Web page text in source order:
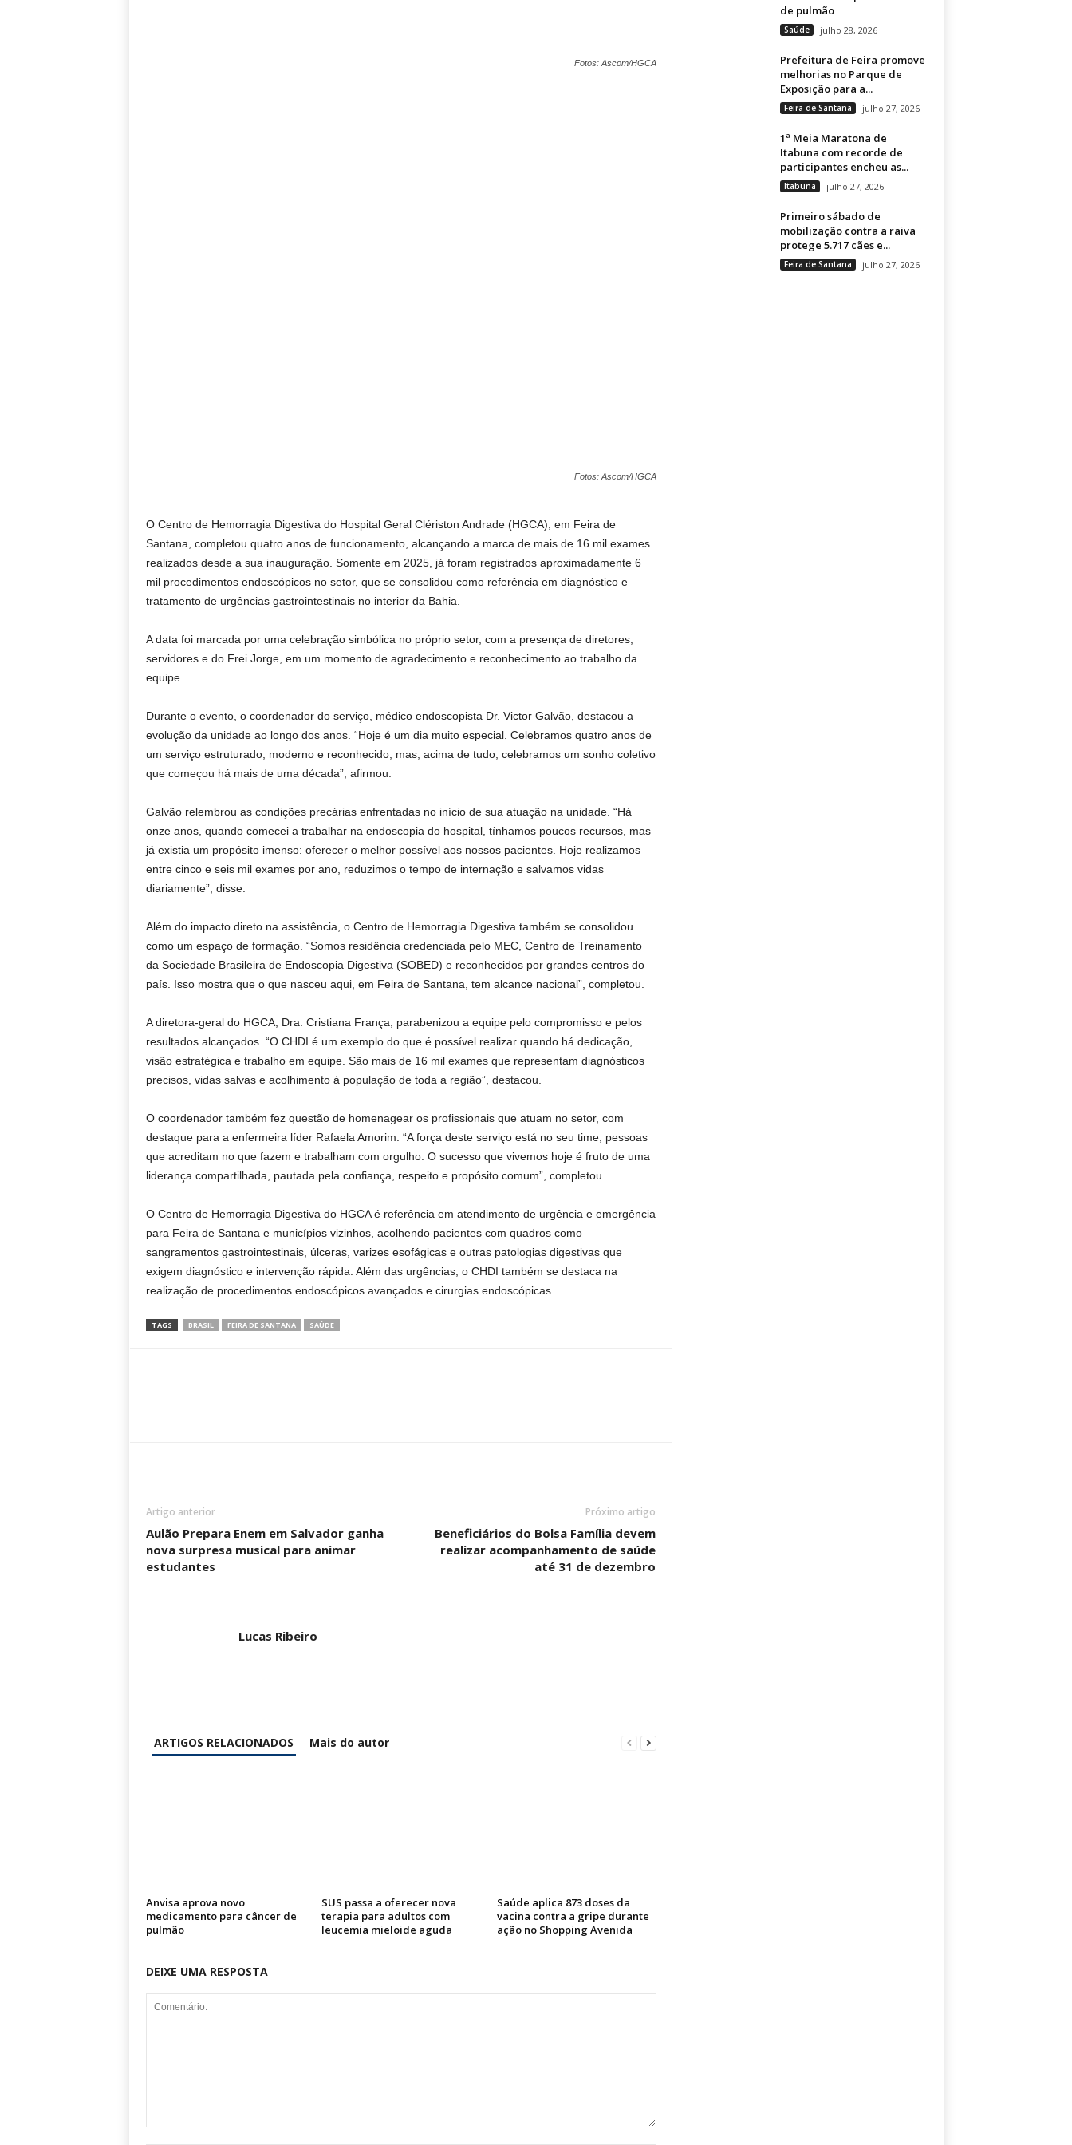
Fotos: Ascom/HGCA
Fotos: Ascom/HGCA
O Centro de Hemorragia Digestiva do Hospital Geral Clériston Andrade (HGCA), em Feira de
Santana, completou quatro anos de funcionamento, alcançando a marca de mais de 16 mil exames
realizados desde a sua inauguração. Somente em 2025, já foram registrados aproximadamente 6
mil procedimentos endoscópicos no setor, que se consolidou como referência em diagnóstico e
tratamento de urgências gastrointestinais no interior da Bahia.
A data foi marcada por uma celebração simbólica no próprio setor, com a presença de diretores,
servidores e do Frei Jorge, em um momento de agradecimento e reconhecimento ao trabalho da
equipe.
Durante o evento, o coordenador do serviço, médico endoscopista Dr. Victor Galvão, destacou a
evolução da unidade ao longo dos anos. “Hoje é um dia muito especial. Celebramos quatro anos de
um serviço estruturado, moderno e reconhecido, mas, acima de tudo, celebramos um sonho coletivo
que começou há mais de uma década”, afirmou.
Galvão relembrou as condições precárias enfrentadas no início de sua atuação na unidade. “Há
onze anos, quando comecei a trabalhar na endoscopia do hospital, tínhamos poucos recursos, mas
já existia um propósito imenso: oferecer o melhor possível aos nossos pacientes. Hoje realizamos
entre cinco e seis mil exames por ano, reduzimos o tempo de internação e salvamos vidas
diariamente”, disse.
Além do impacto direto na assistência, o Centro de Hemorragia Digestiva também se consolidou
como um espaço de formação. “Somos residência credenciada pelo MEC, Centro de Treinamento
da Sociedade Brasileira de Endoscopia Digestiva (SOBED) e reconhecidos por grandes centros do
país. Isso mostra que o que nasceu aqui, em Feira de Santana, tem alcance nacional”, completou.
A diretora-geral do HGCA, Dra. Cristiana França, parabenizou a equipe pelo compromisso e pelos
resultados alcançados. “O CHDI é um exemplo do que é possível realizar quando há dedicação,
visão estratégica e trabalho em equipe. São mais de 16 mil exames que representam diagnósticos
precisos, vidas salvas e acolhimento à população de toda a região”, destacou.
O coordenador também fez questão de homenagear os profissionais que atuam no setor, com
destaque para a enfermeira líder Rafaela Amorim. “A força deste serviço está no seu time, pessoas
que acreditam no que fazem e trabalham com orgulho. O sucesso que vivemos hoje é fruto de uma
liderança compartilhada, pautada pela confiança, respeito e propósito comum”, completou.
O Centro de Hemorragia Digestiva do HGCA é referência em atendimento de urgência e emergência
para Feira de Santana e municípios vizinhos, acolhendo pacientes com quadros como
sangramentos gastrointestinais, úlceras, varizes esofágicas e outras patologias digestivas que
exigem diagnóstico e intervenção rápida. Além das urgências, o CHDI também se destaca na
realização de procedimentos endoscópicos avançados e cirurgias endoscópicas.
TAGS BRASIL FEIRA DE SANTANA SAÚDE
Artigo anterior
Aulão Prepara Enem em Salvador ganha
nova surpresa musical para animar
estudantes
Próximo artigo
Beneficiários do Bolsa Família devem
realizar acompanhamento de saúde
até 31 de dezembro
Lucas Ribeiro
ARTIGOS RELACIONADOS Mais do autor
Anvisa aprova novo
medicamento para câncer de
pulmão
SUS passa a oferecer nova
terapia para adultos com
leucemia mieloide aguda
Saúde aplica 873 doses da
vacina contra a gripe durante
ação no Shopping Avenida
DEIXE UMA RESPOSTA
de pulmão
Saúde julho 28, 2026
Prefeitura de Feira promove
melhorias no Parque de
Exposição para a...
Feira de Santana julho 27, 2026
1ª Meia Maratona de
Itabuna com recorde de
participantes encheu as...
Itabuna julho 27, 2026
Primeiro sábado de
mobilização contra a raiva
protege 5.717 cães e...
Feira de Santana julho 27, 2026